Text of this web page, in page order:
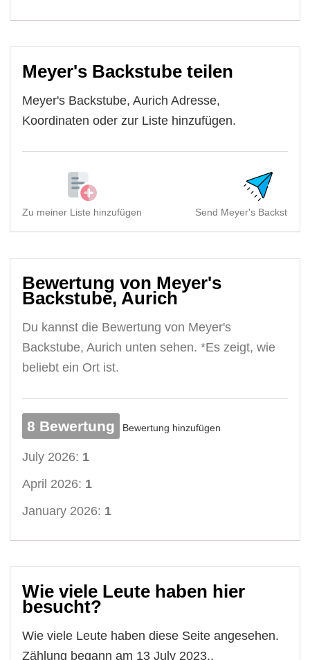
Meyer's Backstube teilen
Meyer's Backstube, Aurich Adresse,
Koordinaten oder zur Liste hinzufügen.
Zu meiner Liste hinzufügen Send Meyer's Backstube,
Bewertung von Meyer's
Backstube, Aurich
Du kannst die Bewertung von Meyer's
Backstube, Aurich unten sehen. *Es zeigt, wie
beliebt ein Ort ist.
8 Bewertung Bewertung hinzufügen
July 2026: 1
April 2026: 1
January 2026: 1
Wie viele Leute haben hier
besucht?
Wie viele Leute haben diese Seite angesehen.
Zählung begann am 13 July 2023..